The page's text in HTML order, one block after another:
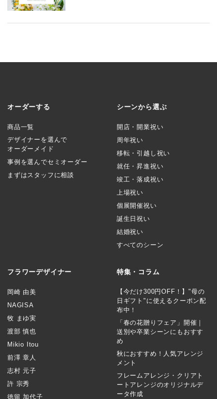
オーダーする
商品一覧
デザイナーを選んで
オーダーメイド
事例を選んでセミオーダー
まずはスタッフに相談
シーンから選ぶ
開店・開業祝い
周年祝い
移転・引越し祝い
就任・昇進祝い
竣工・落成祝い
上場祝い
個展開催祝い
誕生日祝い
結婚祝い
すべてのシーン
フラワーデザイナー
岡崎 由美
NAGISA
牧 まゆ実
渡部 慎也
Mikio Itou
前澤 章人
志村 元子
許 宗秀
徳留 加代子
特集・コラム
【今だけ300円OFF！】"母の
日ギフト"に使えるクーポン配
布中！
「春の花贈りフェア」開催｜
送別や卒業シーンにもおすす
め
秋におすすめ！人気アレンジ
メント
フレームアレンジ・クリアト
ートアレンジのオリジナルデ
ータ作成